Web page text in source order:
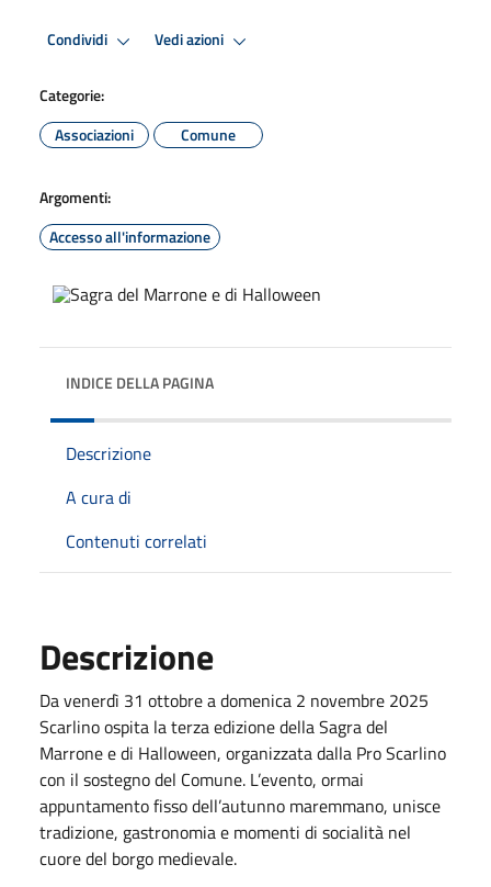
Condividi Vedi azioni
Categorie:
Associazioni
Comune
Argomenti:
Accesso all'informazione
INDICE DELLA PAGINA
Descrizione
A cura di
Contenuti correlati
Descrizione
Da venerdì 31 ottobre a domenica 2 novembre 2025
Scarlino ospita la terza edizione della Sagra del
Marrone e di Halloween, organizzata dalla Pro Scarlino
con il sostegno del Comune. L’evento, ormai
appuntamento fisso dell’autunno maremmano, unisce
tradizione, gastronomia e momenti di socialità nel
cuore del borgo medievale.